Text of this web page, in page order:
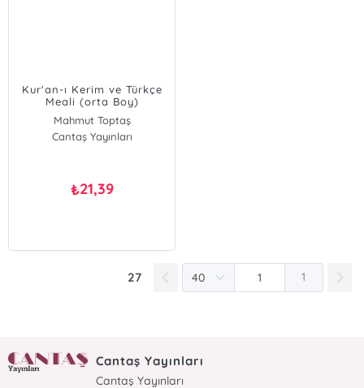
Kur'an-ı Kerim ve Türkçe
Meali (orta Boy)
Mahmut Toptaş
Cantaş Yayınları
₺21,39
27 1
Cantaş Yayınları
Cantaş Yayınları